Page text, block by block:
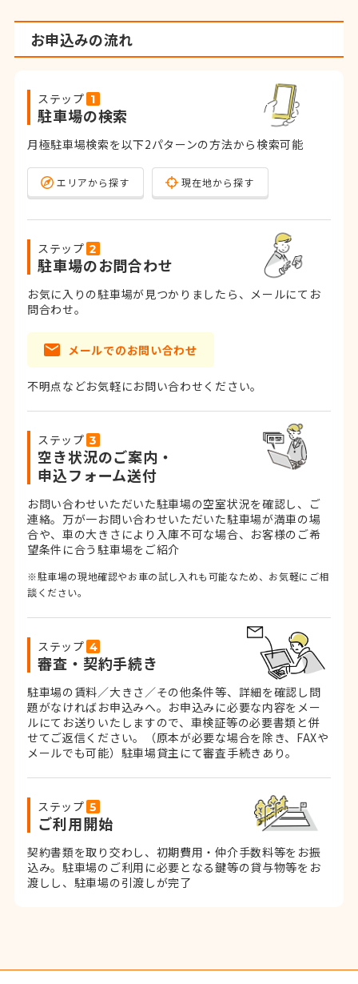
お申込みの流れ
ステップ
駐車場の検索
月極駐車場検索を以下2パターンの方法から検索可能
エリアから探す 現在地から探す
ステップ
駐車場のお問合わせ
お気に入りの駐車場が見つかりましたら、メールにてお
問合わせ。
メールでのお問い合わせ
不明点などお気軽にお問い合わせください。
ステップ
空き状況のご案内・
申込フォーム送付
お問い合わせいただいた駐車場の空室状況を確認し、ご
連絡。 万が一お問い合わせいただいた駐車場が満車の場
合や、車の大きさにより入庫不可な場合、お客様のご希
望条件に合う駐車場をご紹介
※駐車場の現地確認やお車の試し入れも可能なため、お気軽にご相
談ください。
ステップ
審査・契約手続き
駐車場の賃料／大きさ／その他条件等、詳細を確認し問
題がなければお申込みへ。お申込みに必要な内容をメー
ルにてお送りいたしますので、車検証等の必要書類と併
せてご返信ください。
（原本が必要な場合を除き、FAXや
メールでも可能） 駐車場貸主にて審査手続きあり。
ステップ
ご利用開始
契約書類を取り交わし、初期費用・仲介手数料等をお振
込み。駐車場のご利用に必要となる鍵等の貸与物等をお
渡しし、駐車場の引渡しが完了